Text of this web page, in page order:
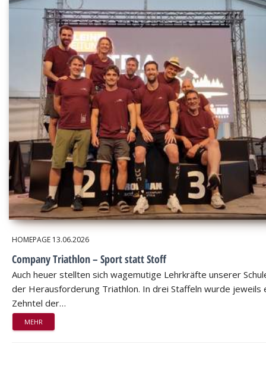
HOMEPAGE 13.06.2026
Company Triathlon – Sport statt Stoff
Auch heuer stellten sich wagemutige Lehrkräfte unserer
der Herausforderung Triathlon. In drei Staffeln wurde jeweils
Zehntel der…
MEHR